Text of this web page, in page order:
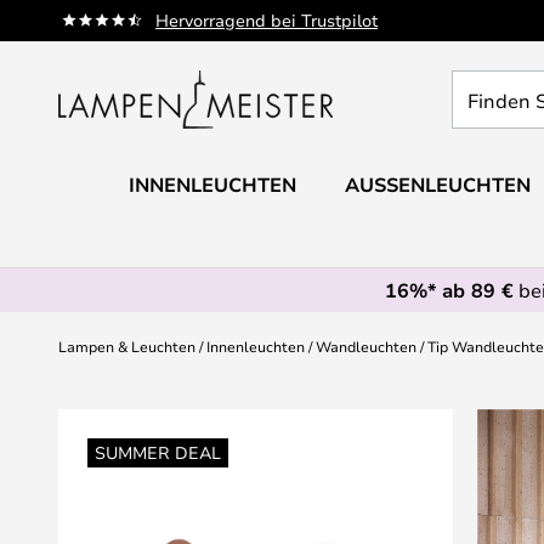
Hervorragend bei Trustpilot
Zum
Inhalt
Sie
Leuchte...
INNENLEUCHTEN AUSSENLEUCHTEN
16%* ab 89 €
Lampen & Leuchten Innenleuchten Wandleuchten Tip
SUMMER DEAL
Ende